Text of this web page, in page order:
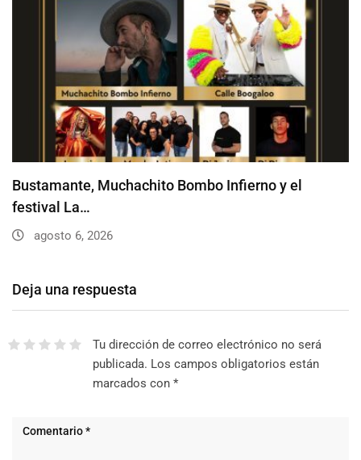
Bustamante, Muchachito Bombo Infierno y el
festival La…
agosto 6, 2026
Deja una respuesta
Tu dirección de correo electrónico no será
publicada. Los campos obligatorios están
marcados con *